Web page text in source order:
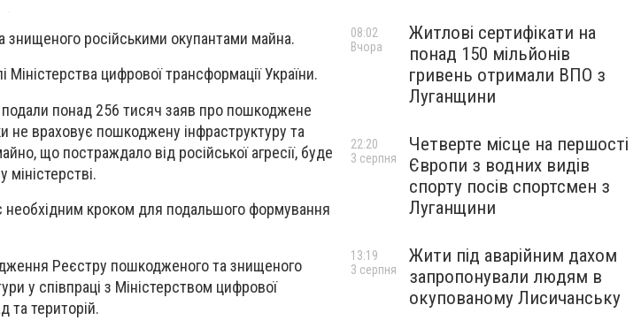
знищеного російськими окупантами майна.
цифрової трансформації України.
подали понад 256 тисяч заяв про пошкоджене
не враховує пошкоджену інфраструктуру та
що постраждало від російської агресії, буде
необхідним кроком для подальшого формування
Реєстру пошкодженого та знищеного
у співпраці з Міністерством цифрової
та територій.
Житлові сертифікати на
понад 150 мільйонів
гривень отримали ВПО з
Луганщини
08:02
Вчора
Четверте місце на першості
Європи з водних видів
спорту посів спортсмен з
Луганщини
22:20
3 серпня
Жити під аварійним дахом
запропонували людям в
окупованому Лисичанську
13:19
3 серпня